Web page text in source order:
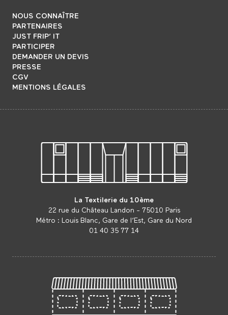
NOUS CONNAÎTRE
PARTENAIRES
JUST FRIP’ IT
PARTICIPER
DEMANDER UN DEVIS
PRESSE
CGV
MENTIONS LÉGALES
La Textilerie du 10ème
22 rue du Château Landon - 75010 Paris
Métro : Louis Blanc, Gare de l’Est, Gare du Nord
01 40 35 77 14